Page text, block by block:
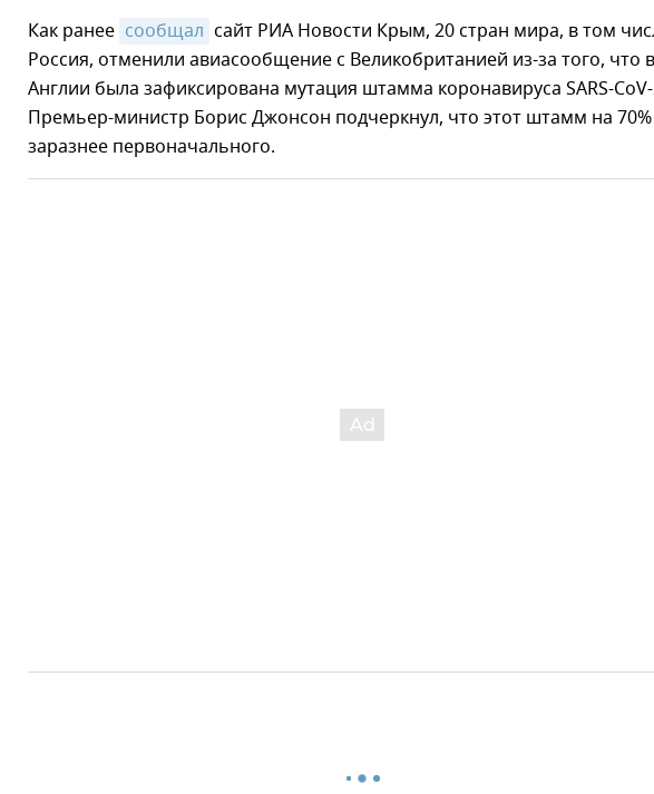
Как ранее сообщал сайт РИА Новости Крым, 20 стран мира, в том
Россия, отменили авиасообщение с Великобританией из-за того, что в
Англии была зафиксирована мутация штамма коронавируса SARS-
Премьер-министр Борис Джонсон подчеркнул, что этот штамм на 70%
заразнее первоначального.